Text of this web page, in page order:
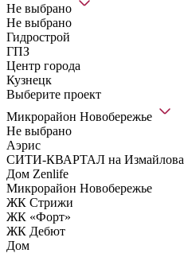
Не выбрано
Не выбрано
Гидрострой
ГПЗ
Центр города
Кузнецк
Выберите проект
Микрорайон Новобережье
Не выбрано
Аэрис
СИТИ-КВАРТАЛ на Измайлова
Дом Zenlife
Микрорайон Новобережье
ЖК Стрижи
ЖК «Форт»
ЖК Дебют
Дом